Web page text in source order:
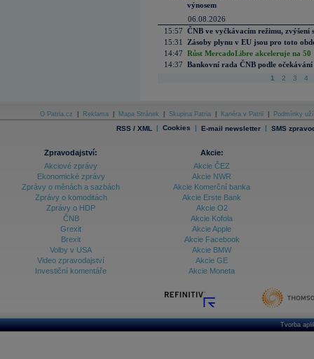
výnosem
06.08.2026
15:57 ČNB ve vyčkávacím režimu, zvýšení
15:31
Zásoby plynu v EU jsou pro toto
14:47 Růst MercadoLibre akceleruje na
14:37 Bankovní rada ČNB podle
1 2 3 4
O Patria.cz Reklama Mapa Stránek Skupina Patria Kariéra v Patrii Podmínky
RSS / XML | Cookies | E-mail newsletter | SMS
Zpravodajství:
Akciové zprávy
Ekonomické zprávy
Zprávy o měnách a sazbách
Zprávy o komoditách
Zprávy o HDP
ČNB
Grexit
Brexit
Volby v USA
Video zpravodajství
Investiční komentáře
Akcie:
Akcie ČEZ
Akcie NWR
Akcie Komerční banka
Akcie Erste Bank
Akcie O2
Akcie Kofola
Akcie Apple
Akcie Facebook
Akcie BMW
Akcie GE
Akcie Moneta
Tvorba